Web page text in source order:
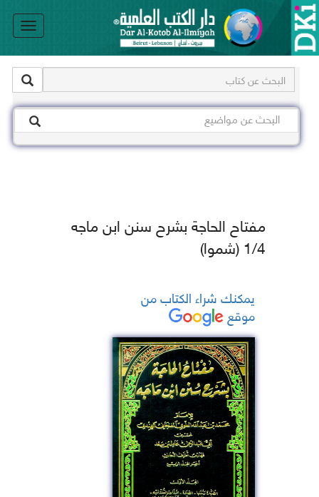
مفتاح الحاجة بشرح سنن ابن ماجه
1/4 (شموا)
يمكنك شراء الكتاب من
موقع